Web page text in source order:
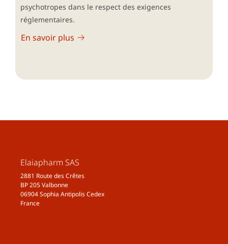
psychotropes dans le respect des exigences
réglementaires.
En savoir plus
Elaiapharm SAS
2881 Route des Crêtes
BP 205 Valbonne
06904 Sophia Antipolis Cedex
France